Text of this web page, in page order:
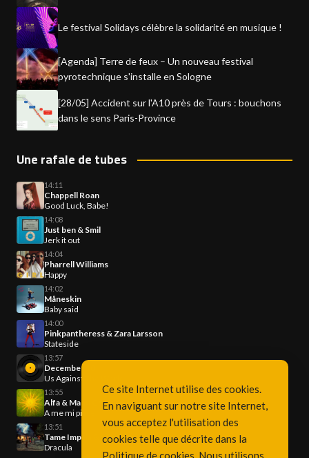
Le festival Solidays célèbre la solidarité en musique !
[Agenda] Terre de feux – Un nouveau festival
pyrotechnique s'installe en Sologne
[28/05] Accident sur l'A10 près de Tours : bouchons
dans le sens Paris-Province
Une rafale de tubes
14:11
Chappell Roan
Good Luck, Babe!
14:08
Just ben & Smil
Jerk it out
14:04
Pharrell Williams
Happy
14:02
Måneskin
Baby said
14:00
Pinkpantheress & Zara Larsson
Stateside
13:57
December 10
Us Against The World
13:55
Alfa & Manu Chao
A me mi piace
13:51
Tame Impala & Kim Jennie
Dracula
Ce site Internet utilise des cookies.
En naviguant sur notre site Internet,
vous acceptez l'utilisation des
cookies telle que décrite dans la
Politique de cookies . Nous utilisons